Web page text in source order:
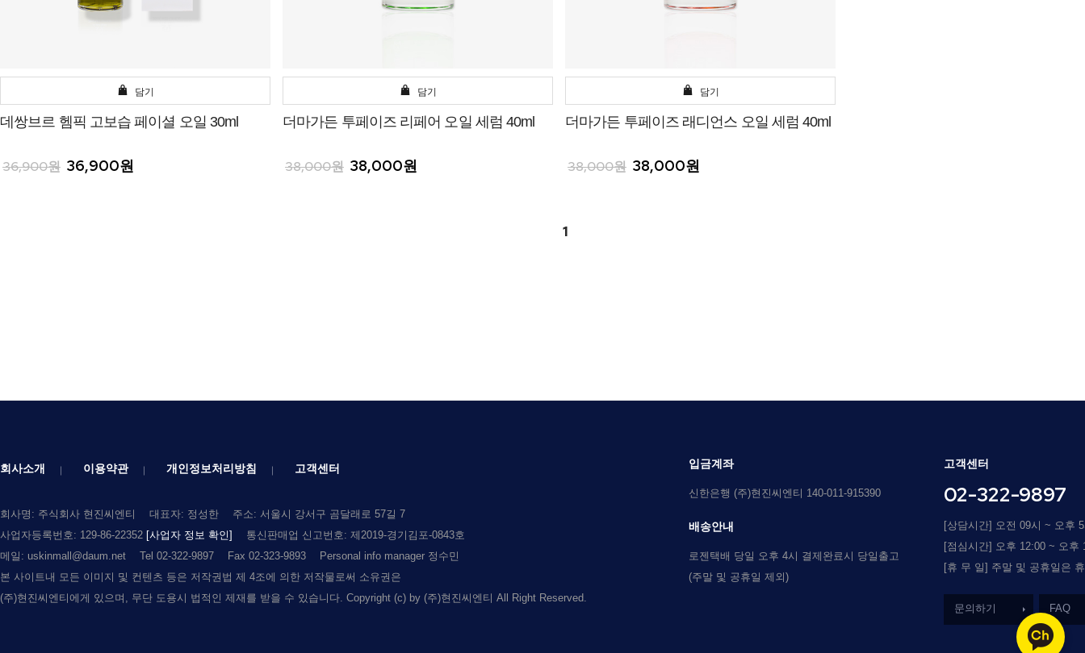
담기
데쌍브르 헴픽 고보습 페이셜 오일 30ml
36,900원 36,900원
담기
더마가든 투페이즈 리페어 오일 세럼 40ml
38,000원 38,000원
담기
더마가든 투페이즈 래디언스 오일 세럼 40ml
38,000원 38,000원
1
회사소개 이용약관 개인정보처리방침 고객센터
회사명: 주식회사 현진씨엔티 대표자: 정성한
주소: 서울시 강서구 곰달래로 57길 7
사업자등록번호: 129-86-22352 [사업자 정보 확인]
통신판매업 신고번호: 제2019-경기김포-0843호
메일: uskinmall@daum.net
Tel 02-322-9897 Fax 02-323-9893
Personal info manager 정수민
본 사이트내 모든 이미지 및 컨텐츠 등은 저작권법 제 4조에 의한 저작물로써 소유권은
(주)현진씨엔티에게 있으며, 무단 도용시 법적인 제재를 받을 수 있습니다. Copyright (c) by (주)현진씨엔티 All Right Reserved.
입금계좌
신한은행 (주)현진씨엔티 140-011-915390
배송안내
로젠택배 당일 오후 4시 결제완료시 당일출고
(주말 및 공휴일 제외)
고객센터
02-322-9897
[상담시간] 오전 09시 ~ 오후
[점심시간] 오후 12:00 ~ 오후
[휴 무 일] 주말 및 공휴일은
문의하기 FAQ